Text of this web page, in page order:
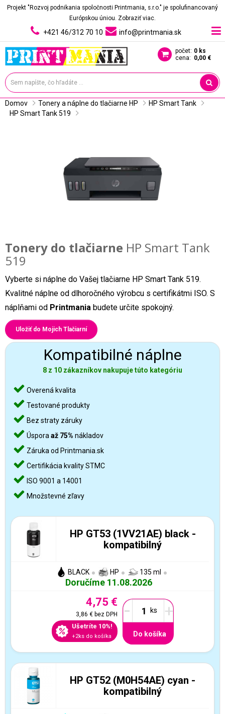
Projekt "Rozvoj podnikania spoločnosti Printmania, s.r.o." je spolufinancovaný
Európskou úniou. Zobraziť viac.
+421 46/312 70 10 info@printmania.sk
počet: 0 ks
cena: 0,00 €
Domov Tonery a náplne do tlačiarne HP
HP Smart Tank
HP Smart Tank 519
Tonery do tlačiarne HP Smart Tank
519
Vyberte si náplne do Vašej tlačiarne HP Smart Tank 519.
Kvalitné náplne od dlhoročného výrobcu s certifikátmi ISO. S
náplňami od Printmania budete určite spokojný.
Uložiť do Mojich Tlačiarní
Kompatibilné náplne
8 z 10 zákazníkov nakupuje túto kategóriu
Overená kvalita
Testované produkty
Bez straty záruky
Úspora až 75% nákladov
Záruka od Printmania.sk
Certifikácia kvality STMC
ISO 9001 a 14001
Množstevné zľavy
HP GT53 (1VV21AE) black -
kompatibilný
BLACK HP 135 ml
Doručíme 11.08.2026
4,75 €
3,86 €bez DPH
Ušetríte 10%!
+2ks do košíka
- +
Do košíka
HP GT52 (M0H54AE) cyan -
kompatibilný